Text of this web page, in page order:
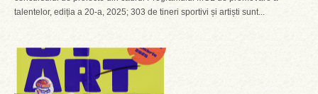
talentelor, ediția a 20-a, 2025; 303 de tineri sportivi și artiști sunt...